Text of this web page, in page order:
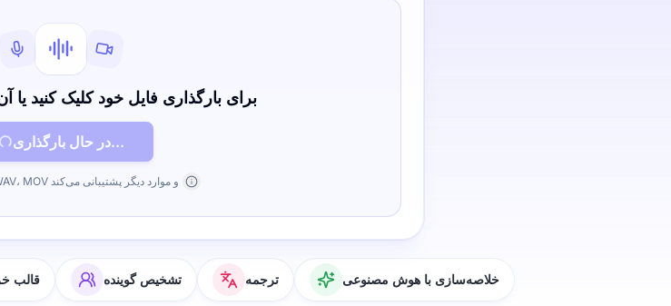
برای بارگذاری فایل خود کلیک کنید یا
در حال بارگذاری...
از MP3، MP4، WAV، MOV و موارد دیگر پشتیبانی می‌کند
۶ قالب تشخیص گوینده ترجمه خلاصه‌سازی با هوش مصنوعی